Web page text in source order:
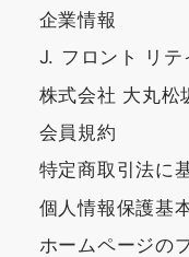
企業情報
J. フロント リテ
株式会社 大丸松
会員規約
特定商取引法に
個人情報保護基
ホームページの